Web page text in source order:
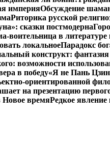
империяОбсуждение
Риторика русской
сказки постмодерна
воительница в литературе
локальноеПарадокс
конструкт: фантазия
возможности
в победу«Я не Пань
ориентированной
на презентацию
Новое времяРедкое явление